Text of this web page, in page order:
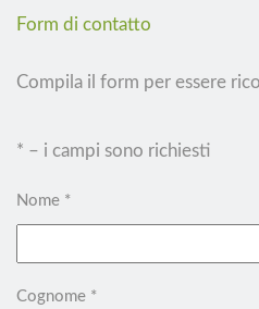
Form di contatto
Compila il form per essere
* – i campi sono richiesti
Nome *
Cognome *